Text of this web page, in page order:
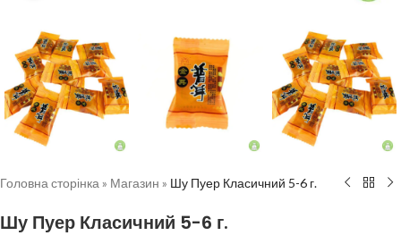
Головна сторінка » Магазин » Шу Пуер Класичний 5-6 г.
Шу Пуер Класичний 5-6 г.